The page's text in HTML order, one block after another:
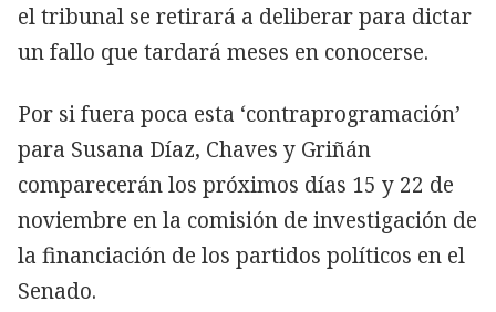
el tribunal se retirará a deliberar para dictar
un fallo que tardará meses en conocerse.
Por si fuera poca esta ‘contraprogramación’
para Susana Díaz, Chaves y Griñán
comparecerán los próximos días 15 y 22 de
noviembre en la comisión de investigación de
la financiación de los partidos políticos en el
Senado.